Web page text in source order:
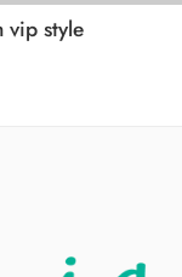
vip style